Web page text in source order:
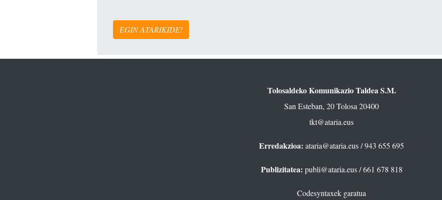
EGIN ATARIKIDE!
Tolosaldeko Komunikazio Taldea S.M.
San Esteban, 20 Tolosa 20400
tkt@ataria.eus
Erredakzioa: ataria@ataria.eus/ 943 655 695
Publizitatea: publi@ataria.eus/ 661 678 818
Codesyntaxek garatua